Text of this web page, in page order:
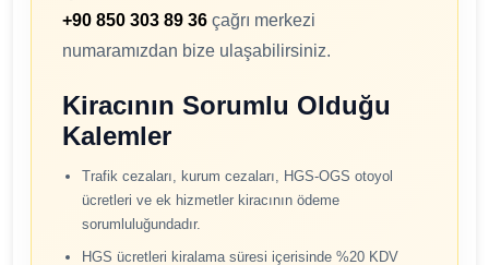
+90 850 303 89 36 çağrı merkezi
numaramızdan bize ulaşabilirsiniz.
Kiracının Sorumlu Olduğu
Kalemler
Trafik cezaları, kurum cezaları, HGS-OGS otoyol
ücretleri ve ek hizmetler kiracının ödeme
sorumluluğundadır.
HGS ücretleri kiralama süresi içerisinde %20 KDV